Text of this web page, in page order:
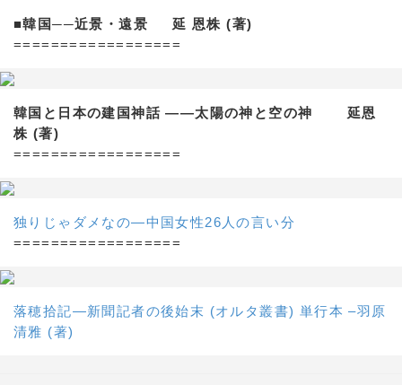
■韓国──近景・遠景 延 恩株 (著)
==================
韓国と日本の建国神話 ——太陽の神と空の神 延恩
株 (著)
==================
独りじゃダメなの―中国女性26人の言い分
==================
落穂拾記―新聞記者の後始末 (オルタ叢書) 単行本 –羽原
清雅 (著)